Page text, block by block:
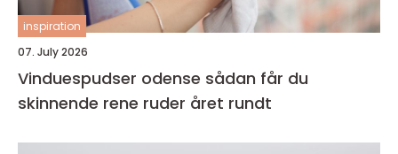
inspiration
07. July 2026
Vinduespudser odense sådan får du
skinnende rene ruder året rundt